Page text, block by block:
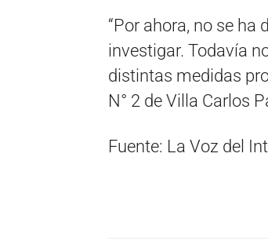
“Por ahora, no se ha
investigar. Todavía
distintas medidas
N° 2 de Villa Carlos
Fuente: La Voz del